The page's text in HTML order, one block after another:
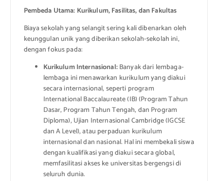
Pembeda Utama: Kurikulum, Fasilitas, dan Fakultas
Biaya sekolah yang selangit sering kali dibenarkan oleh
keunggulan unik yang diberikan sekolah-sekolah ini,
dengan fokus pada:
Kurikulum Internasional:Banyak dari lembaga-
lembaga ini menawarkan kurikulum yang diakui
secara internasional, seperti program
International Baccalaureate (IB) (Program Tahun
Dasar, Program Tahun Tengah, dan Program
Diploma), Ujian Internasional Cambridge (IGCSE
dan A Level), atau perpaduan kurikulum
internasional dan nasional. Hal ini membekali siswa
dengan kualifikasi yang diakui secara global,
memfasilitasi akses ke universitas bergengsi di
seluruh dunia.